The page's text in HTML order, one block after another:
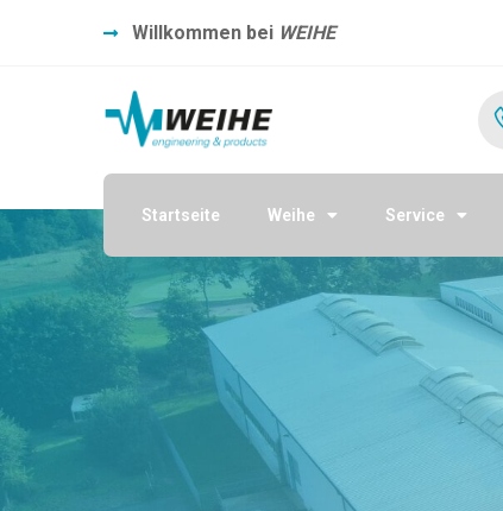
Willkommen bei WEIHE
Startseite Weihe Service